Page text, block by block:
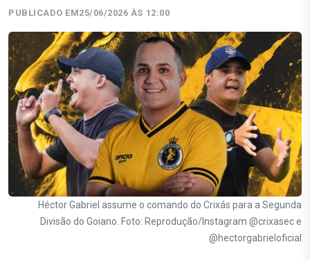
PUBLICADO EM25/06/2026 ÀS 12:00
Héctor Gabriel assume o comando do Crixás para a Segunda
Divisão do Goiano. Foto: Reprodução/Instagram @crixasec e
@hectorgabrieloficial